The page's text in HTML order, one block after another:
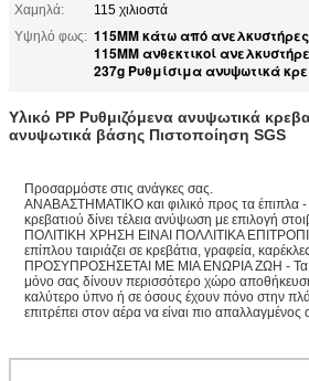
Χαμηλά:
115 χιλιοστά
Υψηλό φως: 115MM κάτω από
115MM ανθεκτικοί
237g Ρυθμίσιμα ανυψωτικά
Υλικό PP Ρυθμιζόμενα ανυψωτικά
ανυψωτικά βάσης Πιστοποίηση SGS
Προσαρμόστε στις ανάγκες σας.
ΑΝΑΒΑΣΤΗΜΑΤΙΚΟ και φιλικό προς τα έπιπλα
κρεβατιού δίνει τέλεια ανύψωση με επιλογή
ΠΟΛΙΤΙΚΗ ΧΡΗΣΗ ΕΙΝΑΙ ΠΟΛΛΙΤΙΚΑ
επίπλου ταιριάζει σε κρεβάτια, γραφεία,
ΠΡΟΣΥΠΡΟΣΗΣΕΤΑΙ ΜΕ ΜΙΑ ΕΝΩΡΙΑ ΖΩΗ - Τα
μόνο σας δίνουν περισσότερο χώρο
καλύτερο ύπνο ή σε όσους έχουν πόνο στην
επιτρέπει στον αέρα να είναι πιο